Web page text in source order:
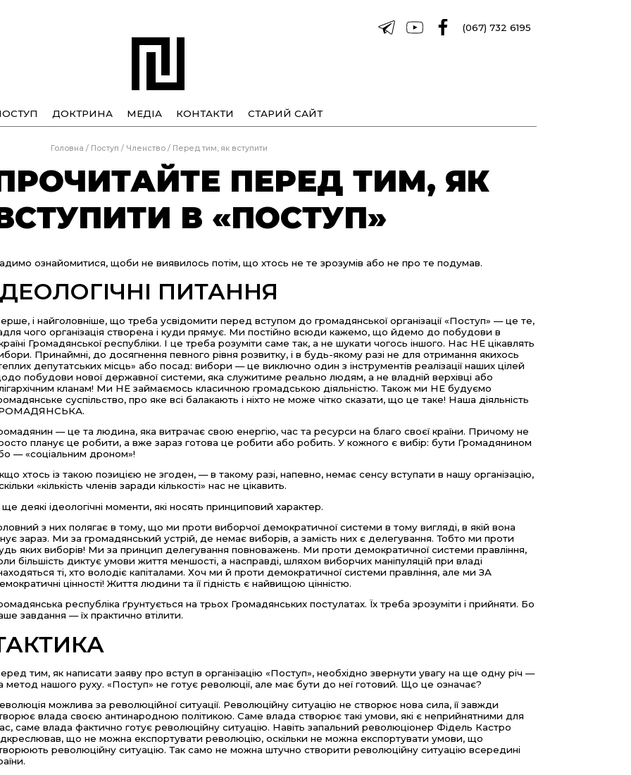
(067) 732 6195
ДОКТРИНА МЕДІА КОНТАКТИ СТАРИЙ САЙТ
Головна / Поступ / Членство / Перед тим, як вступити
ПЕРЕД ТИМ, ЯК
В «ПОСТУП»
ознайомитися, щоби не виявилось потім, що хтось не те зрозумів або не про те подумав.
ПИТАННЯ
і найголовніше, що треба усвідомити перед вступом до громадянської організації «Поступ» — це те,
чого організація створена і куди прямує. Ми постійно всюди кажемо, що йдемо до побудови в
Громадянської республіки. І це треба розуміти саме так, а не шукати чогось іншого. Нас НЕ цікавлять
Принаймні, до досягнення певного рівня розвитку, і в будь-якому разі не для отримання якихось
депутатських місць» або посад: вибори — це виключно один з інструментів реалізації наших цілей
побудови нової державної системи, яка служитиме реально людям, а не владній верхівці або
кланам! Ми НЕ займаємось класичною громадською діяльністю. Також ми НЕ будуємо
суспільство, про яке всі балакають і ніхто не може чітко сказати, що це таке! Наша діяльність
—це та людина, яка витрачає свою енергію, час та ресурси на благо своєї країни. Причому не
планує це робити, а вже зараз готова це робити або робить. У кожного є вибір: бути Громадянином
— «соціальним дроном»!
хтось із такою позицією не згоден, — в такому разі, напевно, немає сенсу вступати в нашу організацію,
«кількість членів заради кількості» нас не цікавить.
деякі ідеологічні моменти, які носять принциповий характер.
з них полягає в тому, що ми проти виборчої демократичної системи в тому вигляді, в якій вона
зараз. Ми за громадянський устрій, де немає виборів, а замість них є делегування. Тобто ми проти
яких виборів! Ми за принцип делегування повноважень. Ми проти демократичної системи правління,
більшість диктує умови життя меншості, а насправді, шляхом виборчих маніпуляцій при владі
ті, хто володіє капіталами. Хоч ми й проти демократичноїсистемиправління, але ми ЗА
цінності! Життя людини та її гідність є найвищою цінністю.
республіка ґрунтується на трьох Громадянських постулатах. Їх треба зрозуміти і прийняти. Бо
завдання — їх практично втілити.
тим, як написати заяву про вступ в організацію «Поступ», необхідно звернути увагу на ще одну річ —
метод нашого руху. «Поступ» не готує революції, але має бути до неї готовий. Що це означає?
можлива за революційної ситуації. Революційну ситуацію не створює нова сила, її завжди
влада своєю антинародною політикою. Саме влада створює такі умови, які є неприйнятними для
саме влада фактично готує революційну ситуацію. Навіть запальний революціонер Фідель Кастро
що не можна експортувати революцію, оскільки не можна експортувати умови, що
революційну ситуацію. Так само не можна штучно створити революційну ситуацію всередині